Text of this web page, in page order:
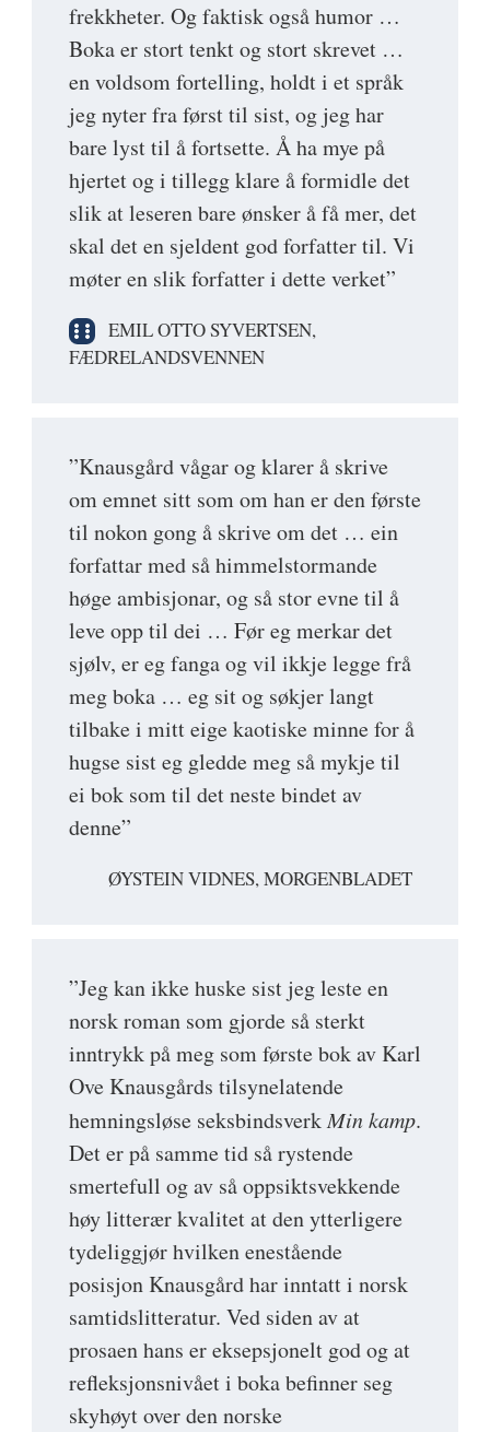
frekkheter. Og faktisk også humor …
Boka er stort tenkt og stort skrevet …
en voldsom fortelling, holdt i et språk
jeg nyter fra først til sist, og jeg har
bare lyst til å fortsette. Å ha mye på
hjertet og i tillegg klare å formidle det
slik at leseren bare ønsker å få mer, det
skal det en sjeldent god forfatter til. Vi
møter en slik forfatter i dette verket”
EMIL OTTO SYVERTSEN,
FÆDRELANDSVENNEN
”Knausgård vågar og klarer å skrive
om emnet sitt som om han er den første
til nokon gong å skrive om det … ein
forfattar med så himmelstormande
høge ambisjonar, og så stor evne til å
leve opp til dei … Før eg merkar det
sjølv, er eg fanga og vil ikkje legge frå
meg boka … eg sit og søkjer langt
tilbake i mitt eige kaotiske minne for å
hugse sist eg gledde meg så mykje til
ei bok som til det neste bindet av
denne”
ØYSTEIN VIDNES, MORGENBLADET
”Jeg kan ikke huske sist jeg leste en
norsk roman som gjorde så sterkt
inntrykk på meg som første bok av Karl
Ove Knausgårds tilsynelatende
hemningsløse seksbindsverkMin kamp.
Det er på samme tid så rystende
smertefull og av så oppsiktsvekkende
høy litterær kvalitet at den ytterligere
tydeliggjør hvilken enestående
posisjon Knausgård har inntatt i norsk
samtidslitteratur. Ved siden av at
prosaen hans er eksepsjonelt god og at
refleksjonsnivået i boka befinner seg
skyhøyt over den norske